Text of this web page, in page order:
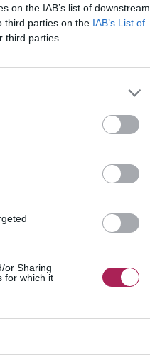
on the IAB’s list of downstream
third parties on the IAB’s List of
third parties.
or Sharing
for which it